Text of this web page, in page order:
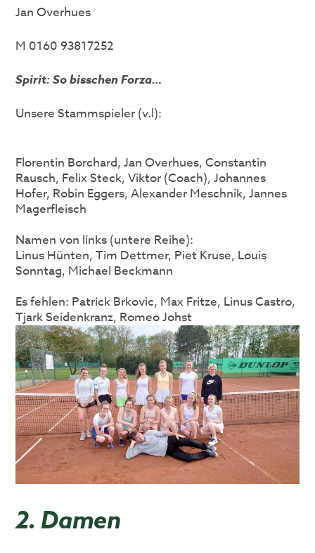
Jan Overhues
M 0160 93817252
Spirit: So bisschen Forza…
Unsere Stammspieler (v.l):
Florentin Borchard, Jan Overhues, Constantin
Rausch, Felix Steck, Viktor (Coach), Johannes
Hofer, Robin Eggers, Alexander Meschnik, Jannes
Magerfleisch
Namen von links (untere Reihe):
Linus Hünten, Tim Dettmer, Piet Kruse, Louis
Sonntag, Michael Beckmann
Es fehlen: Patrick Brkovic, Max Fritze, Linus Castro,
Tjark Seidenkranz, Romeo Johst
2. Damen